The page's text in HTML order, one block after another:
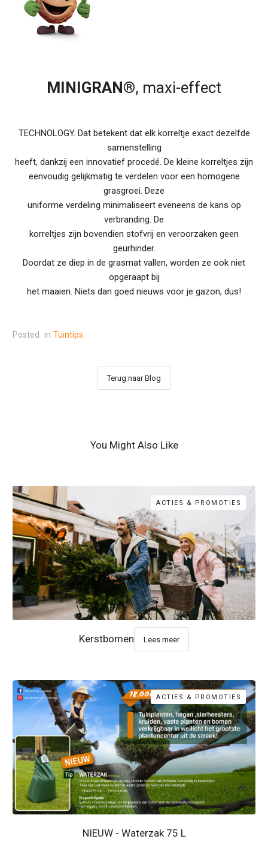
MINIGRAN®, maxi-effect
TECHNOLOGY. Dat betekent dat elk korreltje exact dezelfde
samenstelling
heeft, dankzij een innovatief procedé. De kleine korreltjes zijn
eenvoudig gelijkmatig te verdelen voor een homogene
grasgroei. Deze
uniforme verdeling minimaliseert eveneens de kans op
verbranding. De
korreltjes zijn bovendien stofvrij en veroorzaken geen
geurhinder.
Doordat ze diep in de grasmat vallen, worden ze ook niet
opgeraapt bij
het maaien. Niets dan goed nieuws voor je gazon, dus!
Posted in Tuintips
Terug naar Blog
You Might Also Like
ACTIES & PROMOTIES
Kerstbomen Lees meer
ACTIES & PROMOTIES
NIEUW - Waterzak 75 L